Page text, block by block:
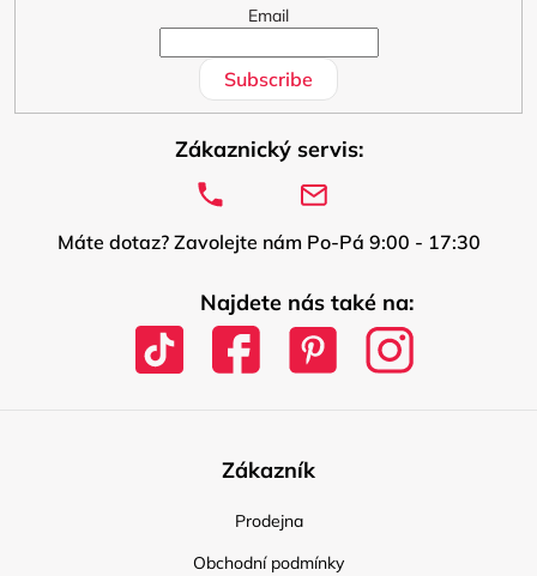
Email
Subscribe
Zákaznický servis:
Máte dotaz? Zavolejte nám Po-Pá 9:00 - 17:30
Najdete nás také na:
Zákazník
Prodejna
Obchodní podmínky